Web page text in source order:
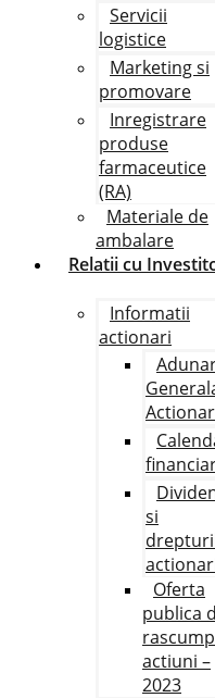
Servicii
logistice
Marketing si
promovare
Inregistrare
produse
farmaceutice
(RA)
Materiale de
ambalare
Relatii cu
Informatii
actionari
si
Oferta
publica
actiuni –
2023